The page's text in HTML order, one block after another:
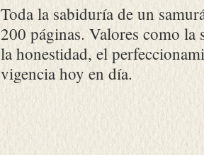
Toda la sabiduría de un
200 páginas. Valores como la
la honestidad, el
vigencia hoy en día.